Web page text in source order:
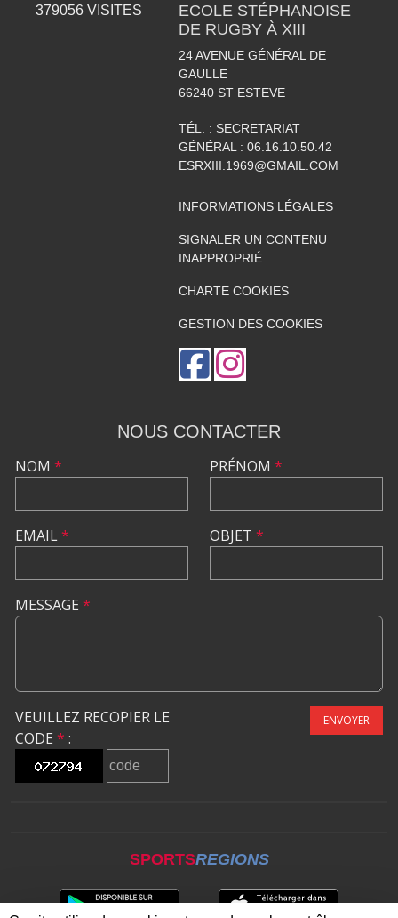
379056 VISITES
ECOLE STÉPHANOISE
DE RUGBY À XIII
24 AVENUE GÉNÉRAL DE
GAULLE
66240 ST ESTEVE
TÉL. : SECRETARIAT
GÉNÉRAL : 06.16.10.50.42
ESRXIII.1969@GMAIL.COM
INFORMATIONS LÉGALES
SIGNALER UN CONTENU
INAPPROPRIÉ
CHARTE COOKIES
GESTION DES COOKIES
NOUS CONTACTER
NOM *
EMAIL*
PRÉNOM *
OBJET *
MESSAGE *
VEUILLEZ RECOPIER LE
CODE * :
ENVOYER
SPORTSREGIONS